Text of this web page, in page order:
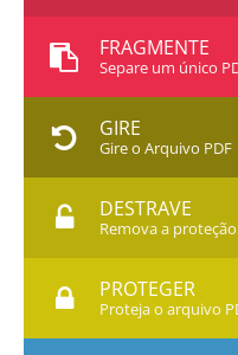
FRAGMENTE
Separe um único
GIRE
Gire o Arquivo PDF
DESTRAVE
Remova a
PROTEGER
Proteja o arquivo